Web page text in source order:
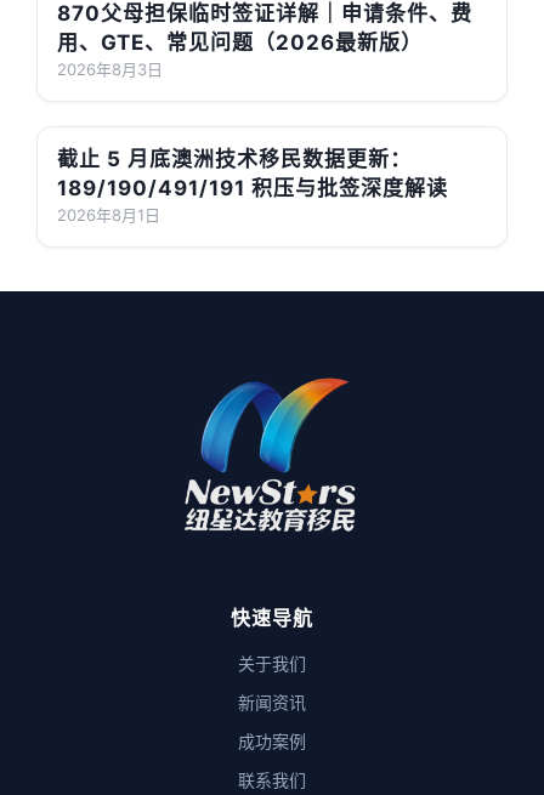
870父母担保临时签证详解｜申请条件、费
用、GTE、常见问题（2026最新版）
2026年8月3日
截止 5 月底澳洲技术移民数据更新：
189/190/491/191 积压与批签深度解读
2026年8月1日
快速导航
关于我们
新闻资讯
成功案例
联系我们